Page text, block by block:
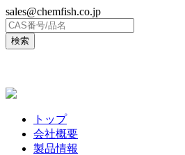
sales@chemfish.co.jp
トップ
会社概要
製品情報